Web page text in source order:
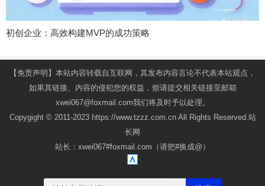
初创企业：高效构建MVP的成功策略
【免责声明】本站内容转载自互联网，其发布内容言论不代表本站观点，
如果其链接、内容的侵犯您的权益，烦请提交相关链接至邮箱
xwei067@foxmail.com我们将及时予以处理。
Copygight © 2011-2023 https://www.tzzz.com.cn All Rights Reserved.站
长网
站长：xwei067#foxmail.com（请把#换成@）